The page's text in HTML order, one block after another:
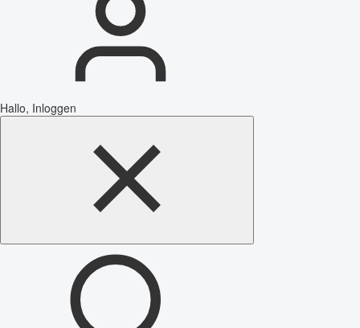
Hallo, Inloggen